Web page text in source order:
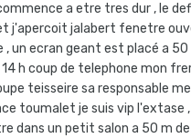
a etre tres dur , le
j'apercoit jalabert fenetre
, un ecran geant est placé a 50
14 h coup de telephone mon
teisseire sa responsable
toumalet je suis vip l'extase
dans un petit salon a 50 m